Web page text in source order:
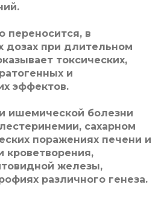
переносится, в
дозах при длительном
токсических,
и
эффектов.
ишемической болезни
сахарном
поражениях печени и
кроветворения,
железы,
различного генеза.